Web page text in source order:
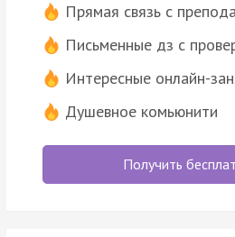
Прямая связь с
Письменные дз с
Интересные онлайн-
Душевное комьюнити
Получить